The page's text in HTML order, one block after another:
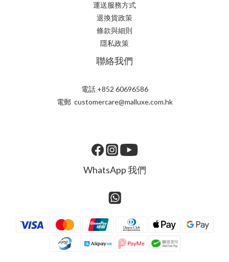
運送服務方式
退換貨政策
條款與細則
隱私政策
聯絡我們
電話 +852 60696586
電郵 customercare@malluxe.com.hk
WhatsApp 我們